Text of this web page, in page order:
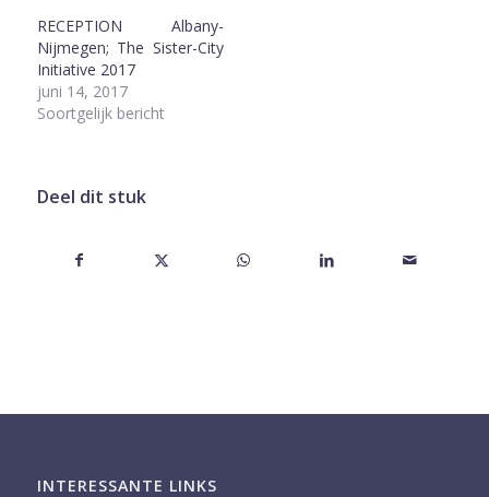
RECEPTION Albany-
Nijmegen; The Sister-City
Initiative 2017
juni 14, 2017
Soortgelijk bericht
Deel dit stuk
INTERESSANTE LINKS